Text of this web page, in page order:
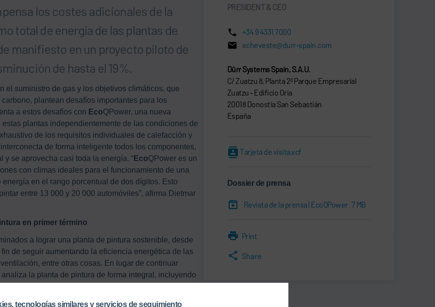
tecnologías similares y servicios de seguimiento
los costes adicionales de la
total de energía de las plantas de
manifiesto en un proyecto piloto de
de hasta el 19%.
el suministro de gas y los objetivos climáticos, que
plantean desafíos importantes para los
a estos desafíos con EcoQPower, una nueva
plantas independientemente de las condiciones de
de los requisitos individuales de calefacción y
de forma inteligente todos los componentes,
y se aprovecha casi toda la energía. “EcoQPower es un
con climas ideales para el funcionamiento de una
en el rango porcentual de dos dígitos. Esto
entre 13 000 y 20 000 automóviles”, afirma Dietmar
en primer término
a lograr una planta de pintura sostenible, desde
de seguir aumentando la eficiencia energética de las
entre otras cosas. En lugar de continuar
la planta de pintura de forma integral, incluyendo
aprovechar al máximo todas las fuentes de energía
el abastecimiento de todas las etapas de los
PRESIDENT & CEO
+34 9 4331 7000
echeveste@durr-spain.com
Dürr Systems Spain, S.A.U.
C/ Zuatzu 8, Planta 2ª Parque Empresarial
Zuatzu - Edificio Oria
20018 Donostia San Sebastián
España
Tarjeta de visita.vcf
Dossier de prensa
Revista de la prensa | EcoQPower 7 MB
Print
Share